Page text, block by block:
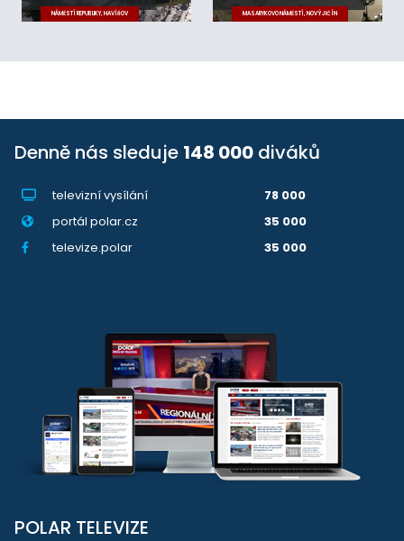
NÁMĚSTÍ REPUBLIKY, HAVÍŘOV MASARYKOVO NÁMĚSTÍ, NOVÝ JIČÍN
Denně nás sleduje 148 000 diváků
televizní vysílání
78 000
portál polar.cz
35 000
televize.polar
35 000
POLAR TELEVIZE